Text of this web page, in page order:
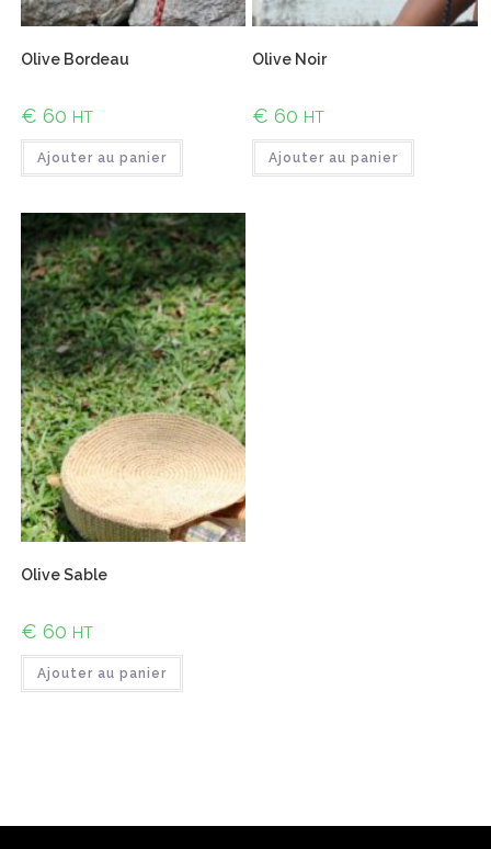
Olive Bordeau
€ 60 HT
Ajouter au panier
Olive Noir
€ 60 HT
Ajouter au panier
Olive Sable
€ 60 HT
Ajouter au panier